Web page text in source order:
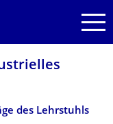
des Lehrstuhls